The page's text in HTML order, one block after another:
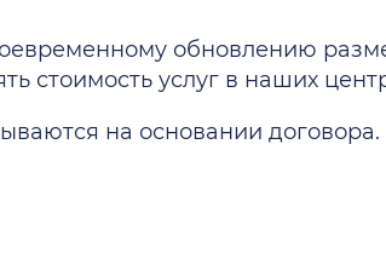
обновлению
услуг в наших
на основании договора.